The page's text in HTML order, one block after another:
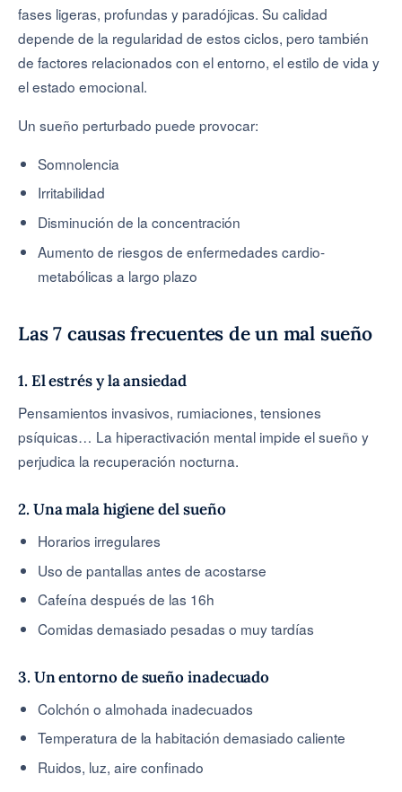
fases ligeras, profundas y paradójicas. Su calidad
depende de la regularidad de estos ciclos, pero también
de factores relacionados con el entorno, el estilo de vida y
el estado emocional.
Un sueño perturbado puede provocar:
Somnolencia
Irritabilidad
Disminución de la concentración
Aumento de riesgos de enfermedades cardio-
metabólicas a largo plazo
Las 7 causas frecuentes de un mal sueño
1. El estrés y la ansiedad
Pensamientos invasivos, rumiaciones, tensiones
psíquicas… La hiperactivación mental impide el sueño y
perjudica la recuperación nocturna.
2. Una mala higiene del sueño
Horarios irregulares
Uso de pantallas antes de acostarse
Cafeína después de las 16h
Comidas demasiado pesadas o muy tardías
3. Un entorno de sueño inadecuado
Colchón o almohada inadecuados
Temperatura de la habitación demasiado caliente
Ruidos, luz, aire confinado